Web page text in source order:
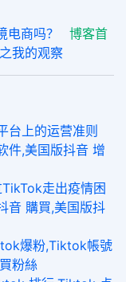
商吗？
博客首
我的观察
台上的运营准则
件,美国版抖音 增
走出疫情困
音 購買,美国版抖
爆粉,Tiktok帳號
粉絲